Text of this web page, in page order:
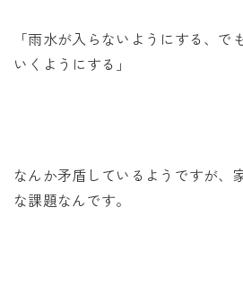
「雨水が入らないようにする、で
いくようにする」
なんか矛盾しているようですが、
な課題なんです。